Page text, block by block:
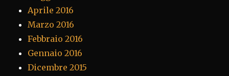
Aprile 2016
Marzo 2016
Febbraio 2016
Gennaio 2016
Dicembre 2015